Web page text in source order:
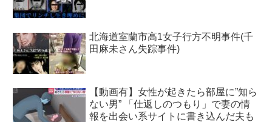
北海道室蘭市高1女子行方不明事件(千
田麻未さん失踪事件)
【動画有】女性が起きたら部屋に”知ら
ない男” 「仕返しのつもり」で妻の情
報を出会い系サイトに書き込んだ夫も